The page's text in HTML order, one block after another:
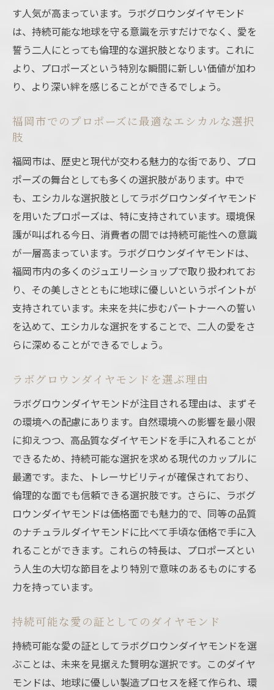
す人気が高まっています。ラボグロウンダイヤモンド
は、持続可能な地球を守る意識を示すだけでなく、愛を
誓う二人にとっても倫理的な選択肢となります。これに
より、プロポーズという特別な瞬間に新しい価値が加わ
り、より深い絆を感じることができるでしょう。
福岡市でのプロポーズに最適なエシカルな選択
肢
福岡市は、歴史と現代が交わる魅力的な街であり、プロ
ポーズの舞台としても多くの選択肢があります。中で
も、エシカルな選択肢としてラボグロウンダイヤモンド
を用いたプロポーズは、特に支持されています。環境保
護が叫ばれる今日、消費者の間では持続可能性への意識
が一層高まっています。ラボグロウンダイヤモンドは、
福岡市内の多くのジュエリーショップで取り扱われてお
り、その美しさとともに地球に優しいというポイントが
支持されています。未来を共に歩むパートナーへの誓い
を込めて、エシカルな選択をすることで、二人の愛をさ
らに深めることができるでしょう。
ラボグロウンダイヤモンドを選ぶ理由
ラボグロウンダイヤモンドが注目される理由は、まずそ
の環境への配慮にあります。自然環境への影響を最小限
に抑えつつ、高品質なダイヤモンドを手に入れることが
できるため、持続可能な選択を求める現代のカップルに
最適です。また、トレーサビリティが確保されており、
倫理的な面でも信頼できる選択肢です。さらに、ラボグ
ロウンダイヤモンドは価格面でも魅力的で、同等の品質
のナチュラルダイヤモンドに比べて手頃な価格で手に入
れることができます。これらの特長は、プロポーズとい
う人生の大切な節目をより特別で意味のあるものにする
力を持っています。
持続可能な愛の証としてのダイヤモンド
持続可能な愛の証としてラボグロウンダイヤモンドを選
ぶことは、未来を見据えた賢明な選択です。このダイヤ
モンドは、地球に優しい製造プロセスを経て作られ、環